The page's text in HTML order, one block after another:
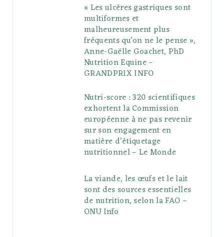
« Les ulcères gastriques sont
multiformes et
malheureusement plus
fréquents qu’on ne le pense »,
Anne-Gaëlle Goachet, PhD
Nutrition Equine –
GRANDPRIX INFO
Nutri-score : 320 scientifiques
exhortent la Commission
européenne à ne pas revenir
sur son engagement en
matière d’étiquetage
nutritionnel – Le Monde
La viande, les œufs et le lait
sont des sources essentielles
de nutrition, selon la FAO –
ONU Info